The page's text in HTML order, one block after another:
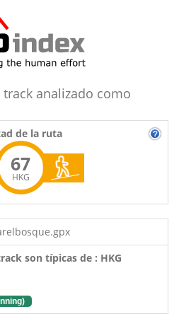
analizado como
de la ruta
67
HKG
son típicas de : HKG